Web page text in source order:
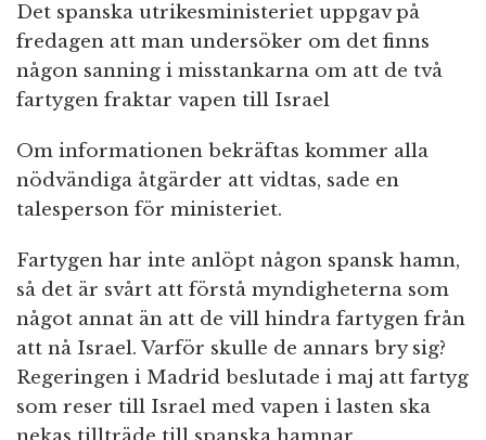
Det spanska utrikesministeriet uppgav på
fredagen att man undersöker om det finns
någon sanning i misstankarna om att de två
fartygen fraktar vapen till Israel
Om informationen bekräftas kommer alla
nödvändiga åtgärder att vidtas, sade en
talesperson för ministeriet.
Fartygen har inte anlöpt någon spansk hamn,
så det är svårt att förstå myndigheterna som
något annat än att de vill hindra fartygen från
att nå Israel. Varför skulle de annars bry sig?
Regeringen i Madrid beslutade i maj att fartyg
som reser till Israel med vapen i lasten ska